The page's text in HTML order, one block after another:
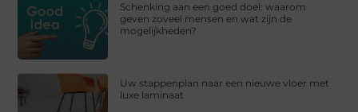
Schenking aan een goed doel: waarom
geven zoveel mensen en wat zijn de
mogelijkheden?
Uw stappenplan naar een nieuwe vloer met
luxe laminaat